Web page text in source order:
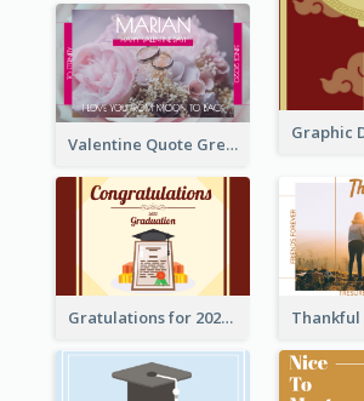
Valentine Quote Greeting Card
Gratulations for 2020 Graduation Greeting Card